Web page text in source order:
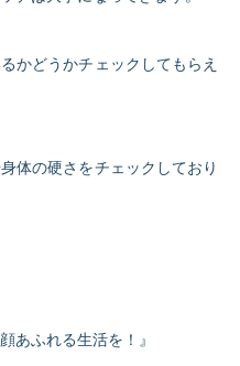
かどうかチェックしてもらえ
体の硬さをチェックしており
あふれる生活を！』